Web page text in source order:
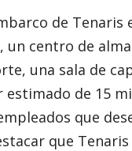
de
un centro de
una sala de
estimado de 15
que
que